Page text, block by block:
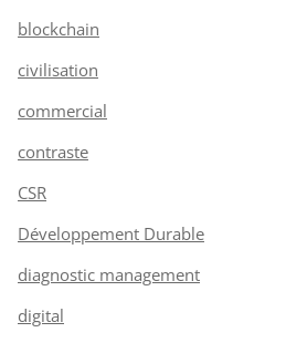
blockchain
civilisation
commercial
contraste
CSR
Développement Durable
diagnostic management
digital